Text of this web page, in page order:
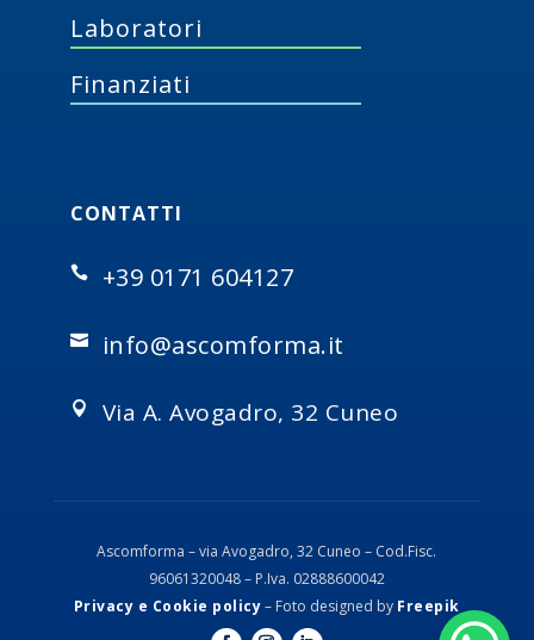
Laboratori
Finanziati
CONTATTI
 +39 0171 604127
 info@ascomforma.it
 Via A. Avogadro, 32 Cuneo
Ascomforma – via Avogadro, 32 Cuneo – Cod.Fisc.
96061320048 – P.Iva. 02888600042
Privacy e Cookie policy– Foto designed by Freepik